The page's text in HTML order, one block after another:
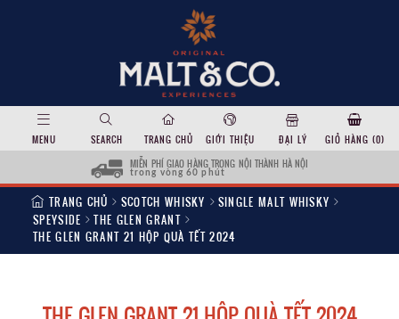
MENU SEARCH TRANG CHỦ GIỚI THIỆU ĐẠI LÝ GIỎ HÀNG (0)
MIỄN PHÍ GIAO HÀNG TRONG NỘI THÀNH HÀ NỘI
trong vòng 60 phút
TRANG CHỦ SCOTCH WHISKY
SINGLE MALT WHISKY
SPEYSIDE
THE GLEN GRANT
THE GLEN GRANT 21 HỘP QUÀ TẾT 2024